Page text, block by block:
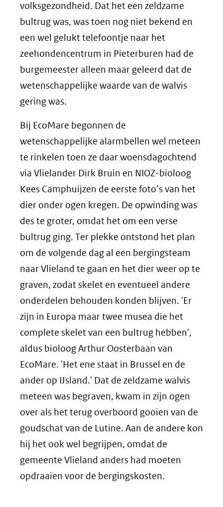
volksgezondheid. Dat het een zeldzame
bultrug was, was toen nog niet bekend en
een wel gelukt telefoontje naar het
zeehondencentrum in Pieterburen had de
burgemeester alleen maar geleerd dat de
wetenschappelijke waarde van de walvis
gering was.
Bij EcoMare begonnen de
wetenschappelijke alarmbellen wel meteen
te rinkelen toen ze daar woensdagochtend
via Vlielander Dirk Bruin en NIOZ-bioloog
Kees Camphuijzen de eerste foto’s van het
dier onder ogen kregen. De opwinding was
des te groter, omdat het om een verse
bultrug ging. Ter plekke ontstond het plan
om de volgende dag al een bergingsteam
naar Vlieland te gaan en het dier weer op te
graven, zodat skelet en eventueel andere
onderdelen behouden konden blijven. 'Er
zijn in Europa maar twee musea die het
complete skelet van een bultrug hebben',
aldus bioloog Arthur Oosterbaan van
EcoMare. 'Het ene staat in Brussel en de
ander op IJsland.' Dat de zeldzame walvis
meteen was begraven, kwam in zijn ogen
over als het terug overboord gooien van de
goudschat van de Lutine. Aan de andere kon
hij het ook wel begrijpen, omdat de
gemeente Vlieland anders had moeten
opdraaien voor de bergingskosten.